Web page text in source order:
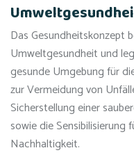
Das Gesundheitskonzept
Umweltgesundheit und
gesunde Umgebung für
zur Vermeidung von
Sicherstellung einer
sowie die
Nachhaltigkeit.